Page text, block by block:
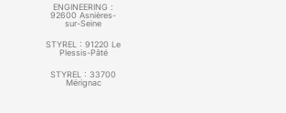
ENGINEERING :
92600 Asnières-
sur-Seine
STYREL : 91220 Le
Plessis-Pâté
STYREL : 33700
Mérignac